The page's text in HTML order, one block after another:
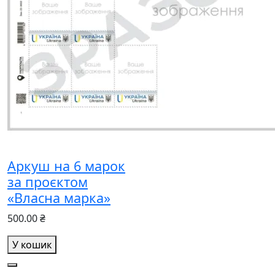
Аркуш на 6 марок
за проєктом
«Власна марка»
500.00 ₴
У кошик